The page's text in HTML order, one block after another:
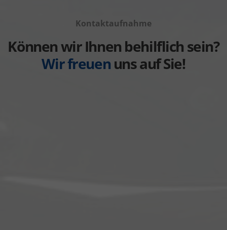
anzeigen
Kontaktaufnahme
Können wir Ihnen behilflich sein?
Wir freuenuns auf Sie!